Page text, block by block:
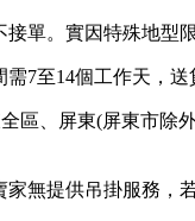
單。實因特殊地型
7至14個工作天，
區、屏東(屏東市除
無提供吊掛服務，